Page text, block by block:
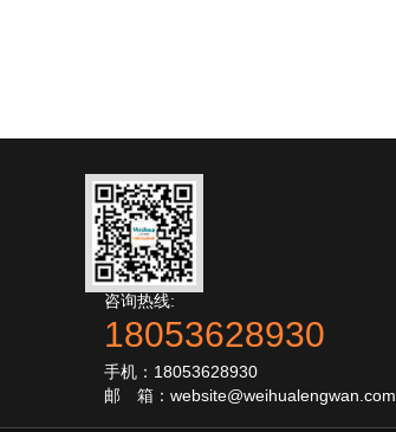
咨询热线:
18053628930
手机：18053628930
邮 箱：website@weihualengwan.com